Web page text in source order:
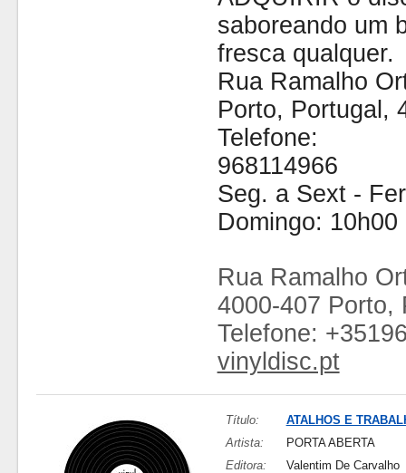
saboreando um
fresca qualquer.
Rua Ramalho
Porto, Portugal,
Telefone:
968114966
Seg. a Sext -
Domingo: 10h00
Rua Ramalho
4000-407 Porto,
Telefone:
vinyldisc.pt
Título:
ATALHOS E
Artista:
PORTA ABERTA
Editora:
Valentim De Carvalho